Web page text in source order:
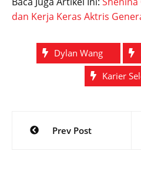
dan Kerja Keras Aktris
Dylan Wang
Karier
navigation
Prev Post